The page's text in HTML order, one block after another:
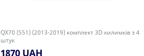
QX70 (S51) (2013-2019) комплект 3D килимків з 4
штук
1870 UAH